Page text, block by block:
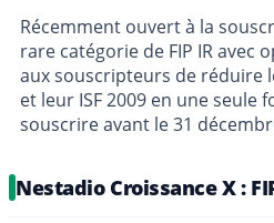
Récemment ouvert à la
rare catégorie de FIP IR avec
aux souscripteurs de réduire
et leur ISF 2009 en une seule
souscrire avant le 31
Nestadio Croissance X :